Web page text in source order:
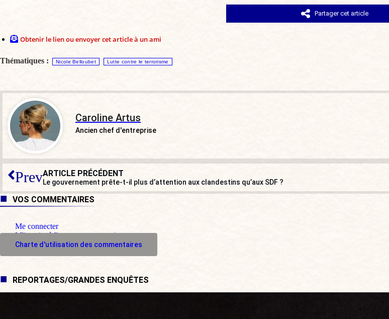
Partager cet article
Obtenir le lien ou envoyer cet article à un ami
Thématiques : Nicole Belloubet Lutte contre le terrorisme
Caroline Artus
Ancien chef d'entreprise
PrevARTICLE PRÉCÉDENT
Le gouvernement prête-t-il plus d’attention aux clandestins qu’aux SDF ?
VOS COMMENTAIRES
Me connecter
M'inscrire à l'espace commentaire
Charte d'utilisation des commentaires
REPORTAGES/GRANDES ENQUÊTES